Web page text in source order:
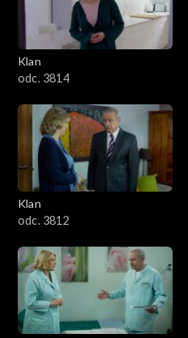
Klan
odc. 3814
Klan
odc. 3812